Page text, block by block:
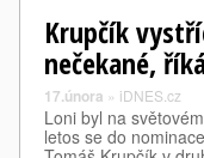
Krupčík
nečekané,
17.února » iDNES.cz
Loni byl na
letos se do